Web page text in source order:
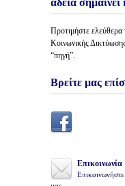
άδεια
Προτιμήστε
Κοινωνικής
“πηγή”.
Βρείτε μας
Επικοινωνία